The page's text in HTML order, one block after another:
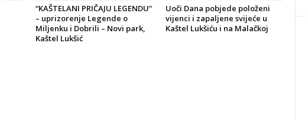
“KAŠTELANI PRIČAJU LEGENDU”
– uprizorenje Legende o
Miljenku i Dobrili – Novi park,
Kaštel Lukšić
Uoči Dana pobjede položeni
vijenci i zapaljene svijeće u
Kaštel Lukšiću i na Malačkoj